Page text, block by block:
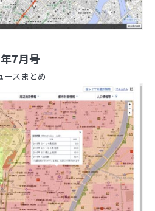
7月号
ースまとめ